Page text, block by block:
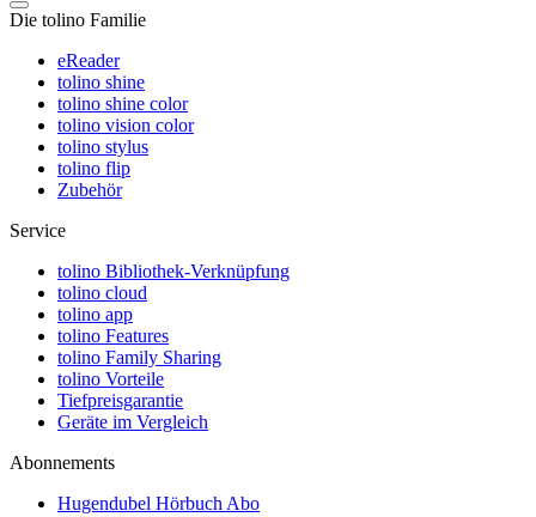
Die tolino Familie
eReader
tolino shine
tolino shine color
tolino vision color
tolino stylus
tolino flip
Zubehör
Service
tolino Bibliothek-Verknüpfung
tolino cloud
tolino app
tolino Features
tolino Family Sharing
tolino Vorteile
Tiefpreisgarantie
Geräte im Vergleich
Abonnements
Hugendubel Hörbuch Abo